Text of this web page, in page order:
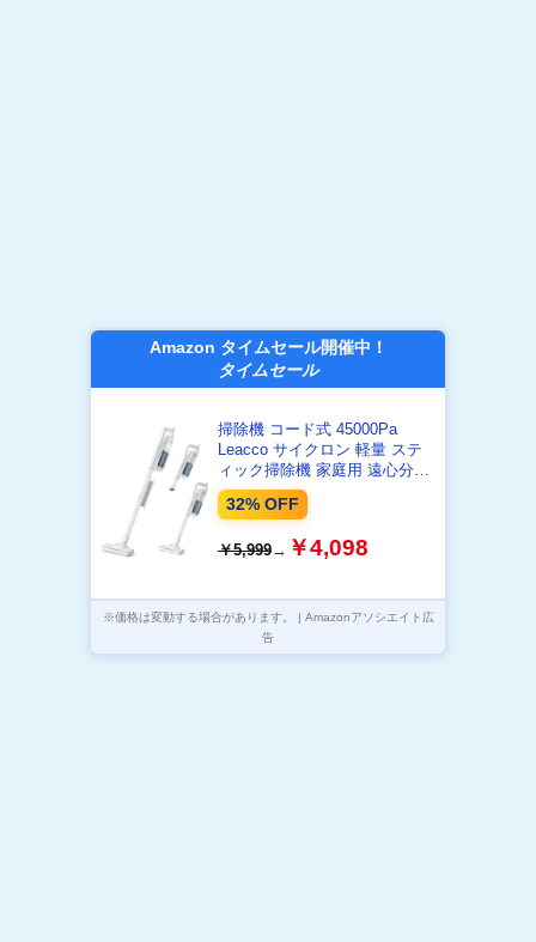
Amazon タイムセール開催中！
タイムセール
掃除機 コード式 45000Pa
Leacco サイクロン 軽量 ステ
ィック掃除機 家庭用 遠心分離
5M電源コード HEPA多重濾過
コンパクト ハードフロア/カー
ペット/カーテンに適用 ホワイ
ト S10
32% OFF
￥5,999→ ￥4,098
※価格は変動する場合があります。 | Amazonアソシエイト広
告